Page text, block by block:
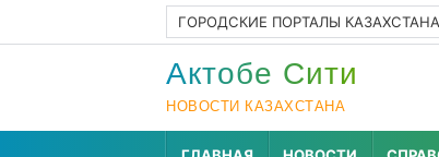
ГОРОДСКИЕ ПОРТАЛЫ КАЗАХСТАНА
Актобе Cити
НОВОСТИ КАЗАХСТАНА